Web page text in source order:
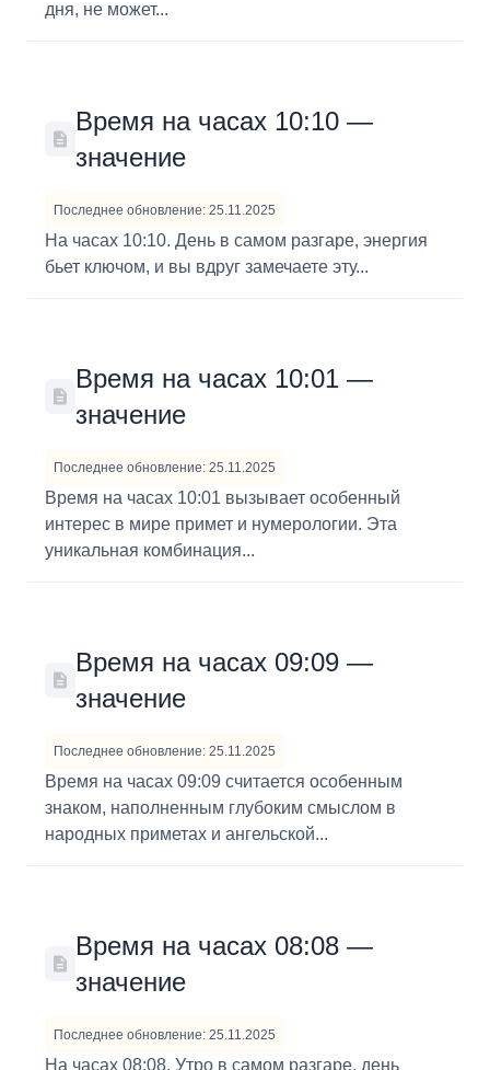
дня, не может...
Время на часах 10:10 —
значение
Последнее обновление: 25.11.2025
На часах 10:10. День в самом разгаре, энергия
бьет ключом, и вы вдруг замечаете эту...
Время на часах 10:01 —
значение
Последнее обновление: 25.11.2025
Время на часах 10:01 вызывает особенный
интерес в мире примет и нумерологии. Эта
уникальная комбинация...
Время на часах 09:09 —
значение
Последнее обновление: 25.11.2025
Время на часах 09:09 считается особенным
знаком, наполненным глубоким смыслом в
народных приметах и ангельской...
Время на часах 08:08 —
значение
Последнее обновление: 25.11.2025
На часах 08:08. Утро в самом разгаре, день